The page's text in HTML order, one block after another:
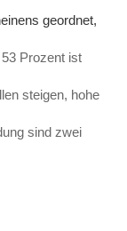
geordnet,
Prozent ist
steigen, hohe
sind zwei